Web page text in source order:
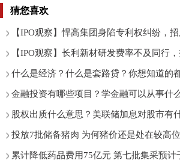
猜您喜欢
【IPO观察】悍高集团身陷专利权纠纷，
【IPO观察】长利新材研发费率不及同行
什么是经济？什么是套路贷？你想知道的
金融投资有哪些项目？学金融可以从事什
股权出质什么意思？美联储加息对股市有
投放7批储备猪肉 为何猪价还是处在较高
累计降低药品费用75亿元 第七批集采预